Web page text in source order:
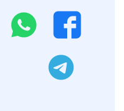
فيسبوك